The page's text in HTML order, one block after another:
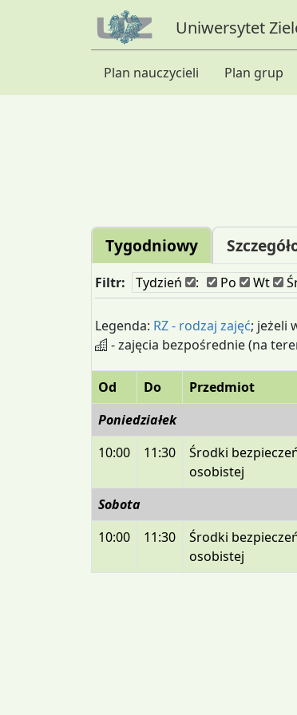
Uniwersytet
Plan nauczycieli Plan grup
Tygodniowy
Filtr: Tydzień : Po Wt
Legenda: RZ - rodzaj zajęć; jeżeli
- zajęcia bezpośrednie (na
Od Do Przedmiot
Poniedziałek
10:00
11:30
Środki
osobistej
Sobota
10:00
11:30
Środki
osobistej